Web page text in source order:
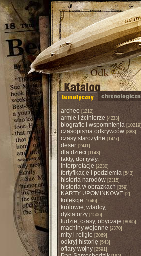
archeo [1212]
armie i żołnierze [4233]
biografie i wspomnienia[10219]
czasopisma odkrywców[883]
czasy starożytne [1477]
deser[2441]
dla dzieci [1143]
fakty, domysły,
interpretacje [2230]
fortyfikacje i podziemia[543]
historia narodów[2315]
historia w obrazkach [359]
KARTY UPOMINKOWE[2]
kolekcje [1646]
królowie, władcy,
dyktatorzy[1506]
ludzie, czasy, obyczaje [8065]
machiny wojenne [2370]
mity i religie [2069]
odkryj historię[543]
ofiary wojny[2591]